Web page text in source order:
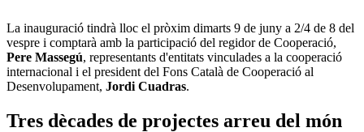
La inauguració tindrà lloc el pròxim dimarts 9 de juny a 2/4 de 8 del
vespre i comptarà amb la participació del regidor de Cooperació,
Pere Massegú, representants d'entitats vinculades a la cooperació
internacional i el president del Fons Català de Cooperació al
Desenvolupament, Jordi Cuadras.
Tres dècades de projectes arreu del món